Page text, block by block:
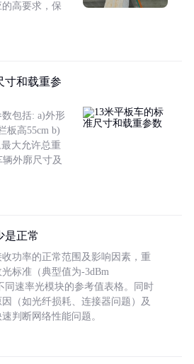
高要求，保
寸和载重参
包括: a)外形
板高55cm b)
大允许总重
外廓尺寸及
是正常
功率的正常范围及影响因素，重
标准（典型值为-3dBm
同速率光模块的参考值表格。同时
（如光纤损耗、连接器问题）及
判断网络性能问题。